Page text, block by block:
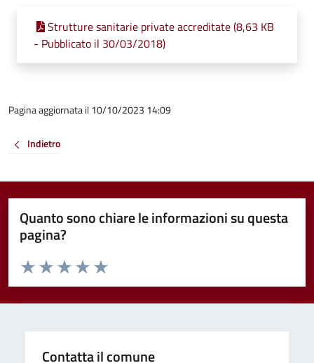
Strutture sanitarie private accreditate (8,63 KB
- Pubblicato il 30/03/2018)
Pagina aggiornata il 10/10/2023 14:09
Indietro
Quanto sono chiare le informazioni su questa
pagina?
Valuta da 1 a 5 stelle la pagina
Valuta 5 stelle su 5
Valuta 4 stelle su 5
Valuta 3 stelle su 5
Valuta 2 stelle su 5
Valuta 1 stelle su 5
Contatta il comune